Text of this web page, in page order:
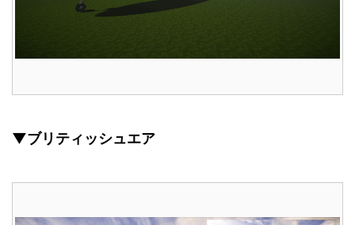
▼ブリティッシュエア